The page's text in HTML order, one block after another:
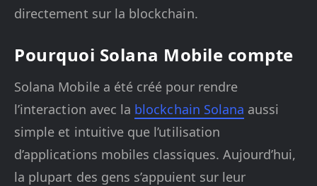
directement sur la blockchain.
Pourquoi Solana Mobile compte
Solana Mobile a été créé pour rendre
l’interaction avec la blockchain Solana aussi
simple et intuitive que l’utilisation
d’applications mobiles classiques. Aujourd’hui,
la plupart des gens s’appuient sur leur